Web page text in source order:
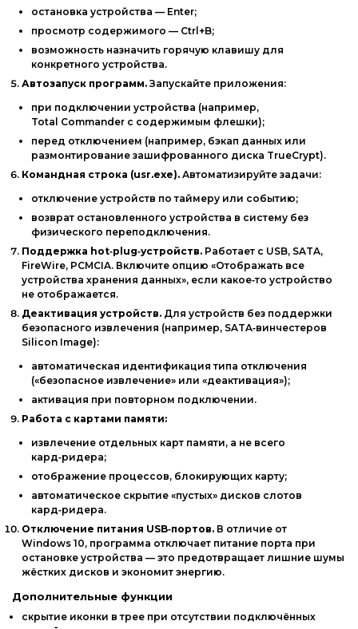
остановка устройства — Enter;
просмотр содержимого — Ctrl+B;
возможность назначить горячую клавишу для
конкретного устройства.
Автозапуск программ. Запускайте приложения:
при подключении устройства (например,
Total Commander с содержимым флешки);
перед отключением (например, бэкап данных или
размонтирование зашифрованного диска TrueCrypt).
Командная строка (usr.exe). Автоматизируйте задачи:
отключение устройств по таймеру или событию;
возврат остановленного устройства в систему без
физического переподключения.
Поддержка hot‑plug‑устройств. Работает с USB, SATA,
FireWire, PCMCIA. Включите опцию «Отображать все
устройства хранения данных», если какое‑то устройство
не отображается.
Деактивация устройств. Для устройств без поддержки
безопасного извлечения (например, SATA‑винчестеров
Silicon Image):
автоматическая идентификация типа отключения
(«безопасное извлечение» или «деактивация»);
активация при повторном подключении.
Работа с картами памяти:
извлечение отдельных карт памяти, а не всего
кард‑ридера;
отображение процессов, блокирующих карту;
автоматическое скрытие «пустых» дисков слотов
кард‑ридера.
Отключение питания USB‑портов. В отличие от
Windows 10, программа отключает питание порта при
остановке устройства — это предотвращает лишние шумы
жёстких дисков и экономит энергию.
Дополнительные функции
скрытие иконки в трее при отсутствии подключённых